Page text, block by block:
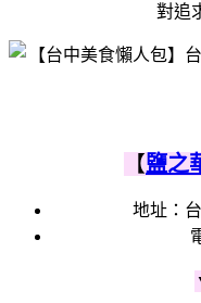
對追
【鹽之
地址：